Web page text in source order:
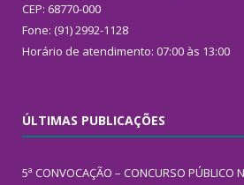
CEP: 68770-000
Fone: (91) 2992-1128
Horário de atendimento: 07:00 às 13:00
ÚLTIMAS PUBLICAÇÕES
5ª CONVOCAÇÃO – CONCURSO PÚBLICO